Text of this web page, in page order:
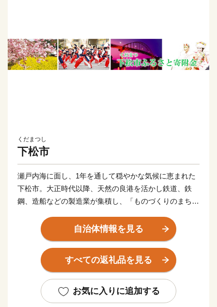
くだまつし
下松市
瀬戸内海に面し、1年を通して穏やかな気候に恵まれた
下松市。大正時代以降、天然の良港を活かし鉄道、鉄
鋼、造船などの製造業が集積し、「ものづくりのまち」
が進み、商業施設がコンパクトに集約しており「住みよ
い」まちとして評価されています。
【くだまつ 地名の由来】～降星伝説～
基づき「星が降（くだ）った松～降り松」から下松の地
名につながったと言われています。
自治体情報を見る
すべての返礼品を見る
お気に入りに追加する